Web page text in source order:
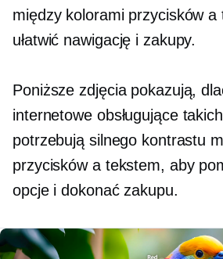
między kolorami przycisków
ułatwić nawigację i zakupy.
Poniższe zdjęcia pokazują,
internetowe obsługujące
potrzebują silnego kontrastu
przycisków a tekstem, aby
opcje i dokonać zakupu.